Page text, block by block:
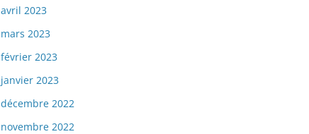
avril 2023
mars 2023
février 2023
janvier 2023
décembre 2022
novembre 2022